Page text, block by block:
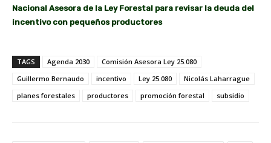
Nacional Asesora de la Ley Forestal para revisar la deuda del
incentivo con pequeños productores
TAGS Agenda 2030
Comisión Asesora Ley 25.080
Guillermo Bernaudo
incentivo Ley 25.080
Nicolás Laharrague
planes forestales
productores promoción forestal subsidio